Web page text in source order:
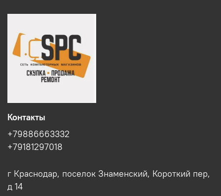
Контакты
+79886663332
+79181297018
г Краснодар, поселок Знаменский, Короткий пер,
д 14